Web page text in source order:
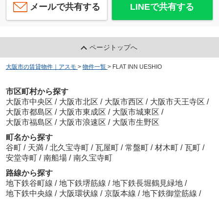
メールで共有する LINEで共有する
ページトップへ
大阪市の賃貸物件｜アスモ > 物件一覧 > FLAT INN UESHIO
市区町村から探す
大阪市中央区 / 大阪市北区 / 大阪市西区 / 大阪市天王寺区 /
大阪市都島区 / 大阪市東成区 / 大阪市城東区 /
大阪市福島区 / 大阪市浪速区 / 大阪市生野区
町名から探す
谷町 / 天満 / 北久宝寺町 / 瓦屋町 / 常盤町 / 材木町 / 瓦町 /
安堂寺町 / 南船場 / 南久宝寺町
路線から探す
地下鉄谷町線 / 地下鉄堺筋線 / 地下鉄長堀鶴見緑地 /
地下鉄中央線 / 大阪環状線 / 京阪本線 / 地下鉄御堂筋線 /